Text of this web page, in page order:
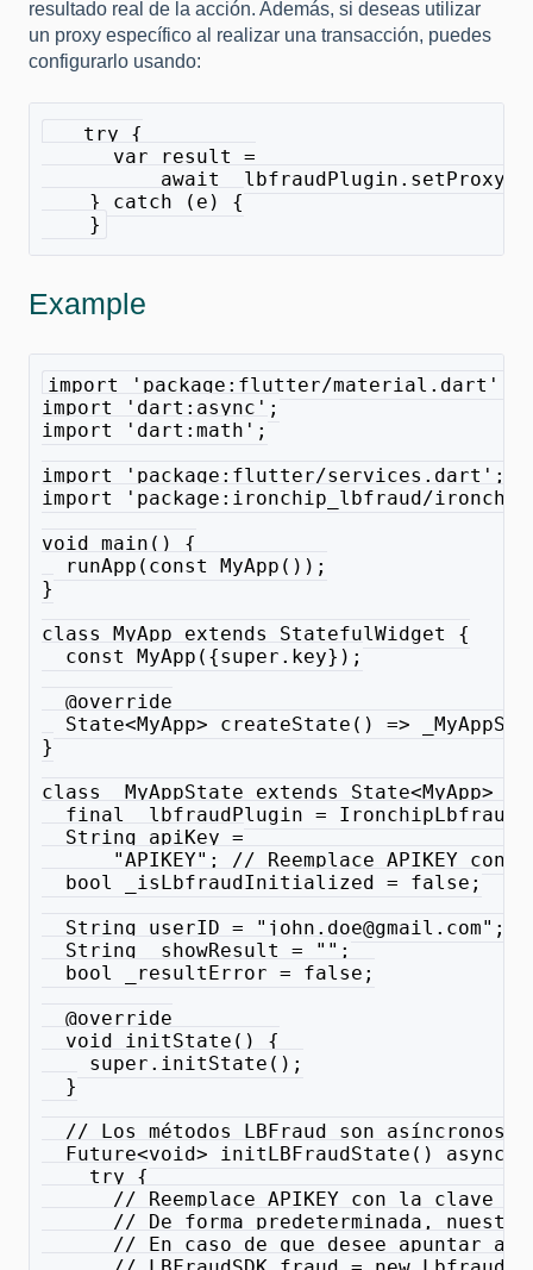
resultado real de la acción. Además, si deseas utilizar
un proxy específico al realizar una transacción, puedes
configurarlo usando:
   try {
      var result =
await
    } catch (e) {
    }
Example
import 'package:flutter/material.dart';
import 'dart:async';
import 'dart:math';
import 'package:flutter/services.dart';
import 'package:ironchip_lbfraud/
void main() {
  runApp(const MyApp());
}
class MyApp extends StatefulWidget {
  const MyApp({super.key});
  @override
State<MyApp> createState() =>
}
class _MyAppState extends State<MyApp> {
final _lbfraudPlugin =
  String apiKey =
"APIKEY"; // Reemplace APIKEY con
  bool _isLbfraudInitialized = false;
String userID = "john.doe@gmail.com";
  String _showResult = "";
  bool _resultError = false;
  @override
  void initState() {
    super.initState();
  }
// Los métodos LBFraud son asíncronos,
  Future<void> initLBFraudState() async {
    try {
// Reemplace APIKEY con la clave
// De forma predeterminada,
// En caso de que desee apuntar a